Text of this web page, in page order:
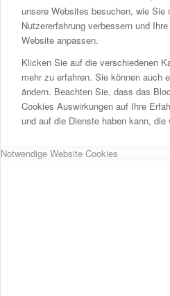
unsere Websites besuchen, wie Sie
Nutzererfahrung verbessern und
Website anpassen.
Klicken Sie auf die verschiedenen
mehr zu erfahren. Sie können auch
ändern. Beachten Sie, dass das
Cookies Auswirkungen auf Ihre
und auf die Dienste haben kann, die
Notwendige Website Cookies